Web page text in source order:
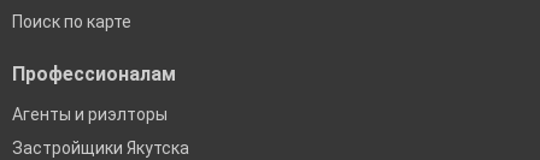
Поиск по карте
Профессионалам
Агенты и риэлторы
Застройщики Якутска